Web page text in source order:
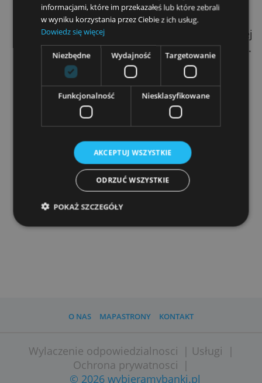
Plików cookie używamy do różnych celów.
na przykład do zapamiętywania ustawień
SafeSearch, wyświetlania
reklam czy zliczania użytkowników
odwiedzających konkretną stronę.
logowanie się do naszych usług, pozwalają
chronić dane i zapamiętywaćustawienia
Personalizzazione degli annunci sul Web
reklam i analizy naszego ruchu. Udostępniamy
również informacje o tym, jak korzystasz z naszej
witryny, naszym partnerom reklamowym i
analitycznym, którzy mogą łączyć je z innymi
informacjami, które im przekazałeś lub które zebrali
w wyniku korzystania przez Ciebie z ich usług.
Dowiedz się więcej
Niezbędne Wydajność
Funkcjonalność Niesklasyfikowane
AKCEPTUJ WSZYSTKIE